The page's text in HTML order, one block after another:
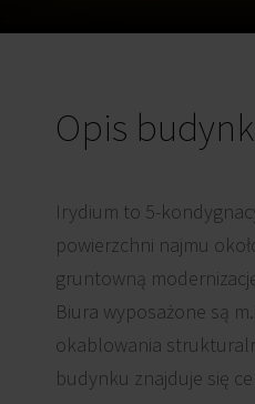
Opis
Irydium to 5-
powierzchni najmu
gruntowną
Biura wyposażone są
okablowania
budynku znajduje się